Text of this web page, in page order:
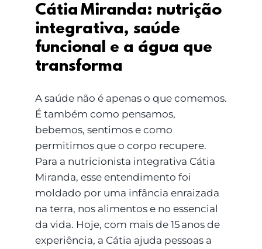
Cátia Miranda: nutrição
integrativa, saúde
funcional e a água que
transforma
A saúde não é apenas o que comemos.
É também como pensamos,
bebemos, sentimos e como
permitimos que o corpo recupere.
Para a nutricionista integrativa Cátia
Miranda, esse entendimento foi
moldado por uma infância enraizada
na terra, nos alimentos e no essencial
da vida. Hoje, com mais de 15 anos de
experiência, a Cátia ajuda pessoas a